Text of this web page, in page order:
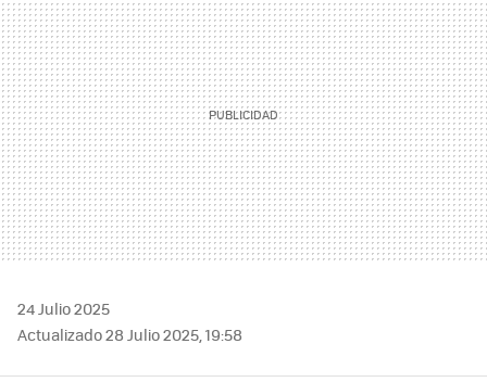
24 Julio 2025
Actualizado 28 Julio 2025, 19:58